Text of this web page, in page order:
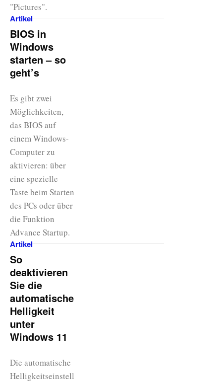
"Pictures".
Artikel
BIOS in
Windows
starten – so
geht’s
Es gibt zwei
Möglichkeiten,
das BIOS auf
einem Windows-
Computer zu
aktivieren: über
eine spezielle
Taste beim Starten
des PCs oder über
die Funktion
Advance Startup.
Artikel
So
deaktivieren
Sie die
automatische
Helligkeit
unter
Windows 11
Die automatische
Helligkeitseinstell